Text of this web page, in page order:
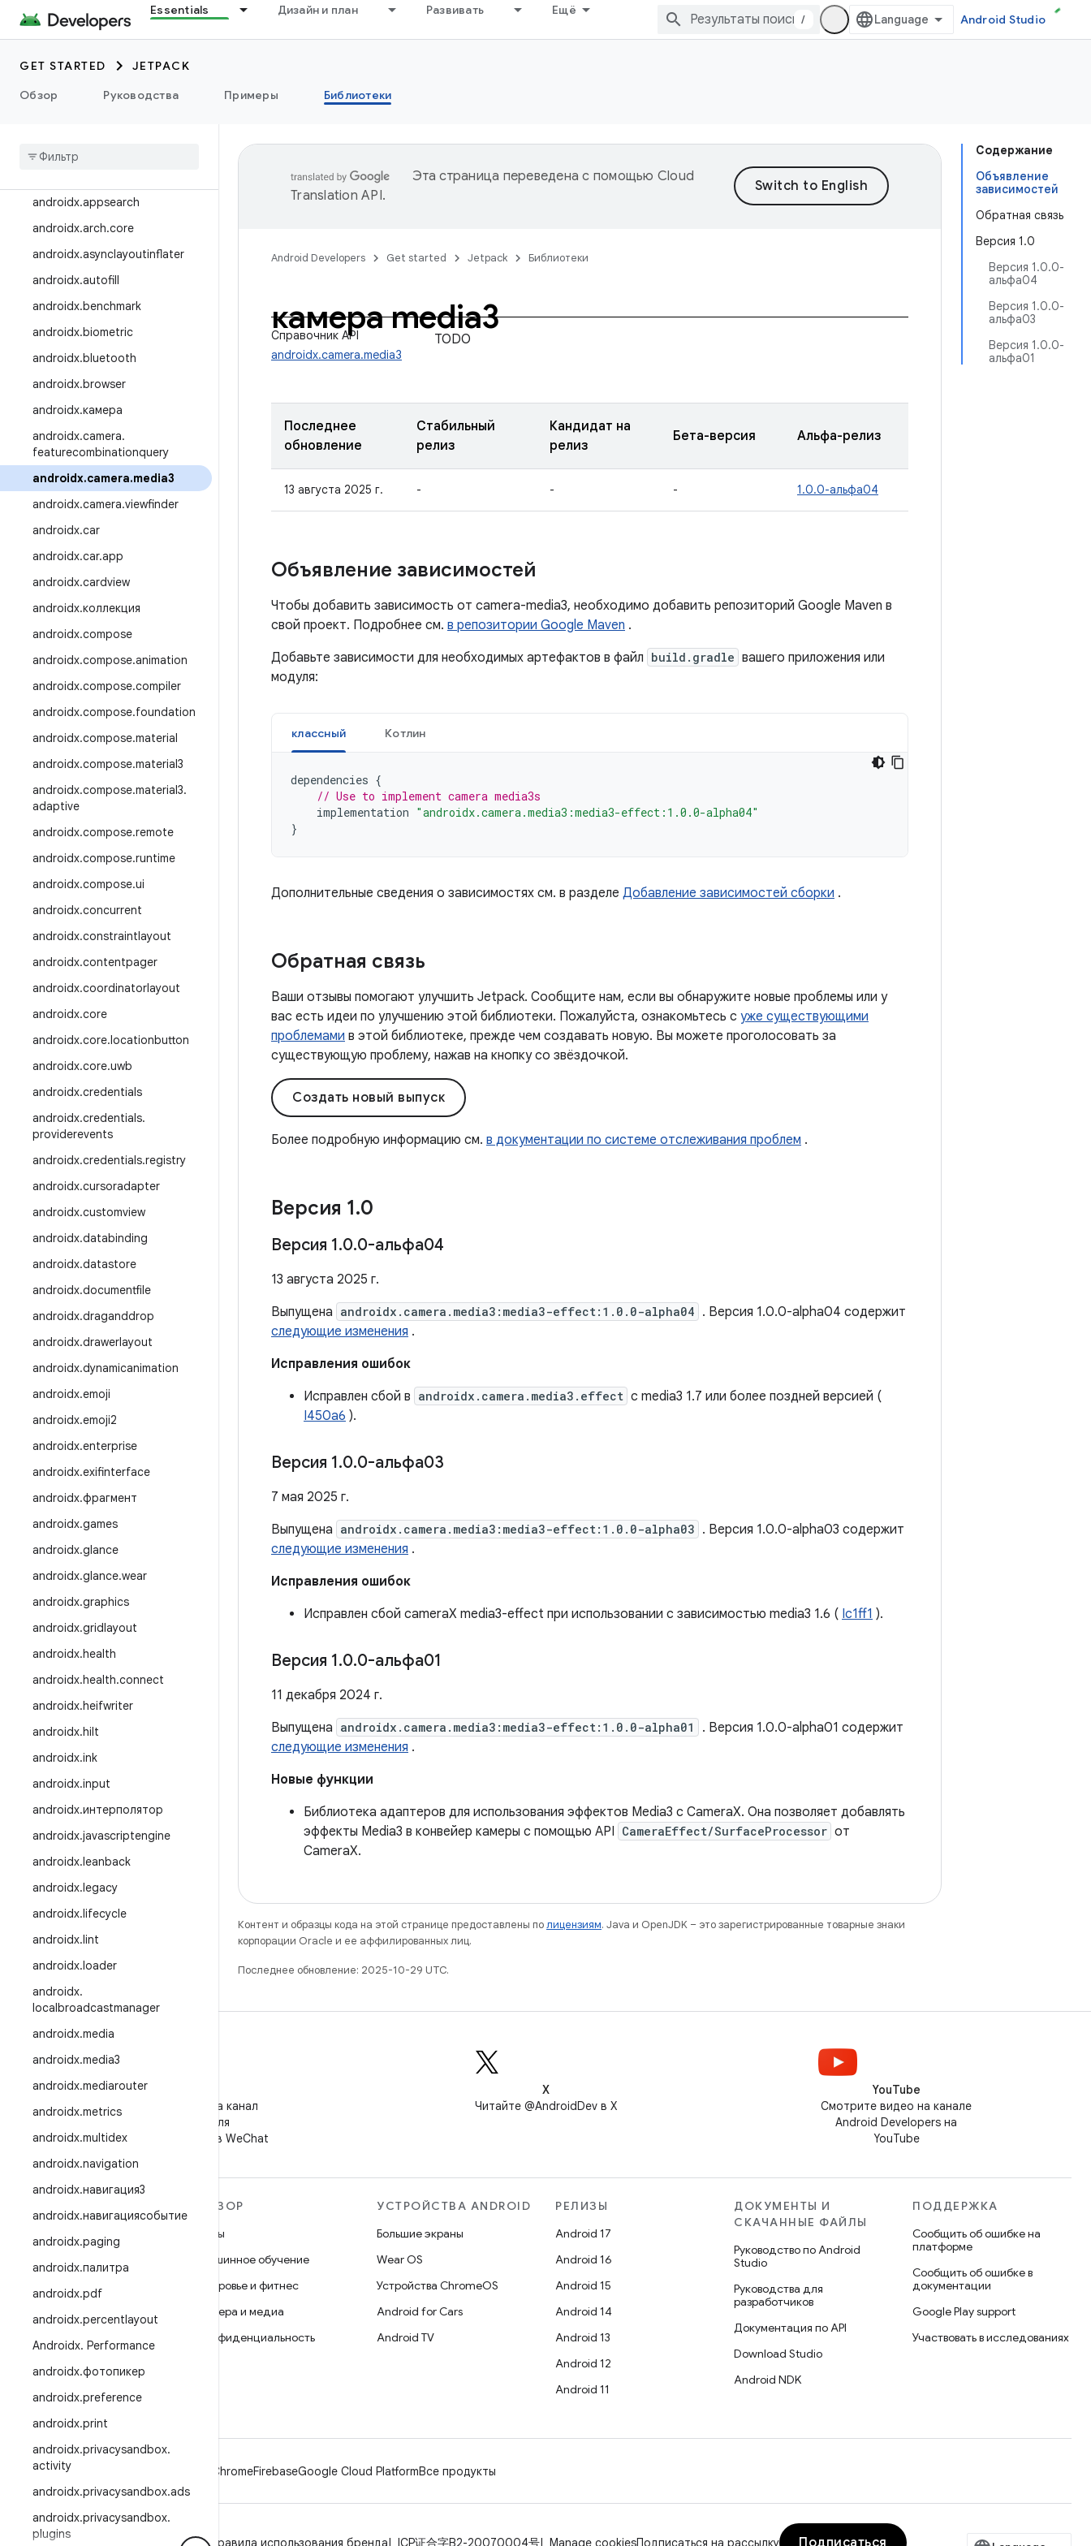
Essentials Дизайн и план Развивать Ещё
/ Android Studio
GET STARTED
JETPACK
Обзор
Руководства Примеры Библиотеки
Релизы библиотеки
androidx.активность
androidx.ads
androidx
androidx.appsearch
androidx.arch.core
androidx.asynclayoutinflater
androidx.autofill
androidx.benchmark
androidx.biometric
androidx.bluetooth
androidx.browser
androidx.камера
androidx.camera.
featurecombinationquery
androidx.camera.media3
androidx.camera.viewfinder
androidx.car
androidx.car.app
androidx.cardview
androidx.коллекция
androidx.compose
androidx.compose.animation
androidx.compose.compiler
androidx.compose.foundation
androidx.compose.material
androidx.compose.material3
androidx.compose.material3.
adaptive
androidx.compose.remote
androidx.compose.runtime
androidx.compose.ui
androidx.concurrent
androidx.constraintlayout
androidx.contentpager
androidx.coordinatorlayout
androidx.core
androidx.core.locationbutton
androidx.core.uwb
androidx.credentials
androidx.credentials.
providerevents
androidx.credentials.registry
androidx.cursoradapter
androidx.customview
androidx.databinding
androidx.datastore
androidx.documentfile
androidx.draganddrop
androidx.drawerlayout
androidx.dynamicanimation
androidx.emoji
androidx.emoji2
androidx.enterprise
androidx.exifinterface
androidx.фрагмент
androidx.games
androidx.glance
androidx.glance.wear
androidx.graphics
androidx.gridlayout
androidx.health
androidx.health.connect
androidx.heifwriter
androidx.hilt
androidx.ink
androidx.input
androidx.интерполятор
androidx.javascriptengine
androidx.leanback
androidx.legacy
androidx.lifecycle
androidx.lint
androidx.loader
androidx.
localbroadcastmanager
androidx.media
androidx.media3
androidx.mediarouter
androidx.metrics
androidx.multidex
androidx.navigation
androidx.навигация3
androidx.навигациясобытие
androidx.paging
androidx.палитра
androidx.pdf
androidx.percentlayout
Androidx. Performance
androidx.фотопикер
androidx.preference
androidx.print
androidx.privacysandbox.
activity
androidx.privacysandbox.ads
androidx.privacysandbox.
plugins
Содержание
Объявление
зависимостей
Обратная связь
Версия 1.0
Версия 1.0.0-
альфа04
Версия 1.0.0-
альфа03
Версия 1.0.0-
альфа01
Эта страница переведена с помощью Cloud
Translation API.
Android Developers Get started Jetpack Библиотеки
камера media3
Справочник API
androidx.camera.media3
TODO
Последнее
обновление
Стабильный
релиз
Кандидат на
релиз
Бета-версия Альфа-релиз
13 августа 2025 г. - - - 1.0.0-альфа04
Объявление зависимостей
Чтобы добавить зависимость от camera-media3, необходимо добавить репозиторий Google Maven в
свой проект. Подробнее см. в репозитории Google Maven .
Добавьте зависимости для необходимых артефактов в файл build.gradle вашего приложения или
модуля:
классный Котлин
dependencies {
// Use to implement camera media3s
implementation "androidx.camera.media3:media3-effect:1.0.0-alpha04"
}
Дополнительные сведения о зависимостях см. в разделе Добавление зависимостей сборки .
Обратная связь
Ваши отзывы помогают улучшить Jetpack. Сообщите нам, если вы обнаружите новые проблемы или у
вас есть идеи по улучшению этой библиотеки. Пожалуйста, ознакомьтесь с уже существующими
проблемами в этой библиотеке, прежде чем создавать новую. Вы можете проголосовать за
существующую проблему, нажав на кнопку со звёздочкой.
Создать новый выпуск
Более подробную информацию см. в документации по системе отслеживания проблем .
Версия 1.0
Версия 1.0.0-альфа04
13 августа 2025 г.
Выпущена androidx.camera.media3:media3-effect:1.0.0-alpha04 . Версия 1.0.0-alpha04 содержит
следующие изменения .
Исправления ошибок
Исправлен сбой в androidx.camera.media3.effect с media3 1.7 или более поздней версией (
I450a6 ).
Версия 1.0.0-альфа03
7 мая 2025 г.
Выпущена androidx.camera.media3:media3-effect:1.0.0-alpha03 . Версия 1.0.0-alpha03 содержит
следующие изменения .
Исправления ошибок
Исправлен сбой cameraX media3-effect при использовании с зависимостью media3 1.6 ( Ic1ff1 ).
Версия 1.0.0-альфа01
11 декабря 2024 г.
Выпущена androidx.camera.media3:media3-effect:1.0.0-alpha01
. Версия 1.0.0-alpha01 содержит
следующие изменения .
Новые функции
Библиотека адаптеров для использования эффектов Media3 с CameraX. Она позволяет добавлять
эффекты Media3 в конвейер камеры с помощью API CameraEffect/SurfaceProcessor от
CameraX.
Контент и образцы кода на этой странице предоставлены полицензиям. Java и OpenJDK – это зарегистрированные товарные знаки
корпорации Oracle и ее аффилированных лиц.
Последнее обновление: 2025-10-29 UTC.
Подпишитесь на канал
"Android для
разработчиков" в WeChat
X
Читайте @AndroidDev в X
YouTube
Смотрите видео на канале
Android Developers на
YouTube
ANDROID
Android
Android for Enterprise
Безопасность
Исходный код
Новости
Блог
Подкасты
ОБЗОР
Игры
Машинное обучение
Здоровье и фитнес
Камера и медиа
Конфиденциальность
УСТРОЙСТВА ANDROID
Большие экраны
Wear OS
Устройства ChromeOS
Android for Cars
Android TV
РЕЛИЗЫ
Android 17
Android 16
Android 15
Android 14
Android 13
Android 12
Android 11
ДОКУМЕНТЫ И
СКАЧАННЫЕ ФАЙЛЫ
Руководство по Android
Studio
Руководства для
разработчиков
Документация по API
Download Studio
Android NDK
ПОДДЕРЖКА
Сообщить об ошибке на
платформе
Сообщить об ошибке в
документации
Google Play support
Участвовать в исследованиях
ChromeFirebaseGoogle Cloud PlatformВсе продукты
Конфиденциальность Лицензия Правила использования бренда ICP证合字B2-20070004号 Manage cookiesПодписаться на рассылку Подписаться